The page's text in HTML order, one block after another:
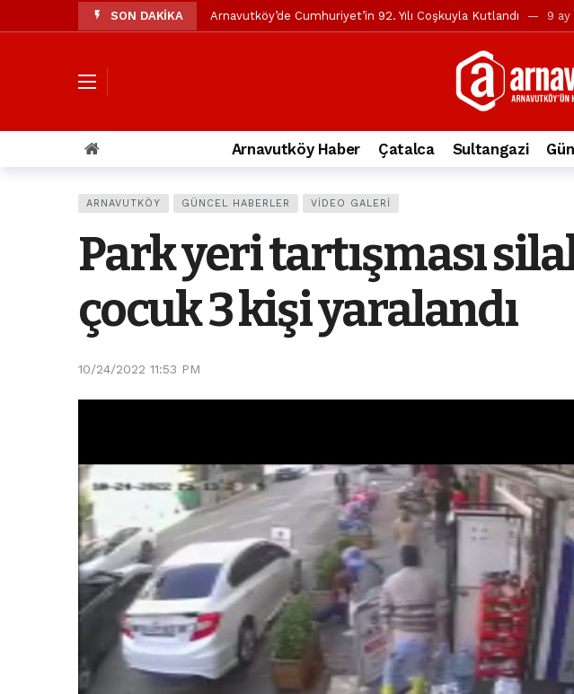
SON DAKİKA Arnavutköy’de Cumhuriyet’in 92. Yılı Coşkuyla Kutlandı 9 ay
Özgür Özel’den Arnavutköy Belediyesi’ne ve Mustafa
Arnavutköy’ün nüfusu 2024 yılında 344.868’e ulaştı 1 yıl
Arnavutköy Taşoluk’ta seyir halindeki otomobil alev alev yandı.
Arnavutköy İmrahor Mahallesi sakinleri protesto gösterisi
Toprak kaydı: 3 hafriyat kamyonu birbirlerinin üzerine devrildi
İstanbul Havalimanı yolundaki kazada, taksideki yolcu öldü
Arnavutkoy Belediyesi’ne su baskını tepkisi 3 yıl önce
Arnavutköy Haber Çatalca Sultangazi
ARNAVUTKÖY GÜNCEL HABERLER VIDEO GALERI
Park yeri tartışması
çocuk 3 kişi yaralandı
10/24/2022 11:53 PM